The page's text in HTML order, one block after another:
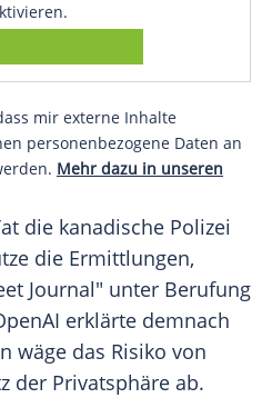
mir externe Inhalte
personenbezogene Daten an
Mehr dazu in unseren
die kanadische Polizei
die Ermittlungen,
Journal" unter Berufung
erklärte demnach
wäge das Risiko von
der Privatsphäre ab.